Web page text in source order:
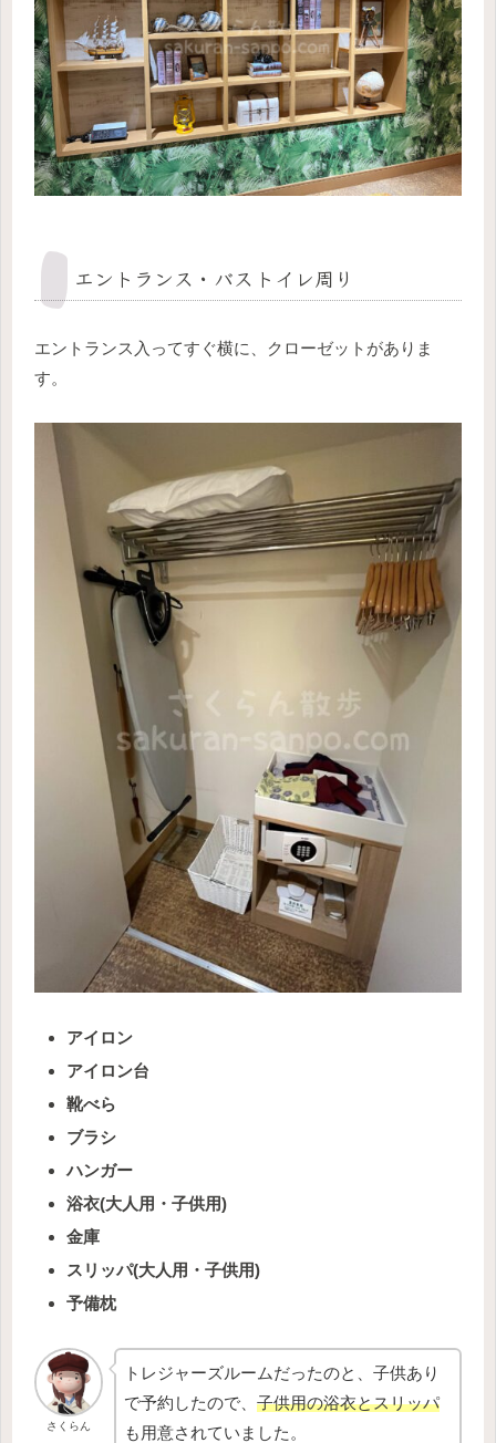
エントランス・バストイレ周り
エントランス入ってすぐ横に、クローゼットがありま
す。
アイロン
アイロン台
靴べら
ブラシ
ハンガー
浴衣(大人用・子供用)
金庫
スリッパ(大人用・子供用)
予備枕
さくらん
トレジャーズルームだったのと、子供あり
で予約したので、 子供用の浴衣とスリッパ
も用意されていました。